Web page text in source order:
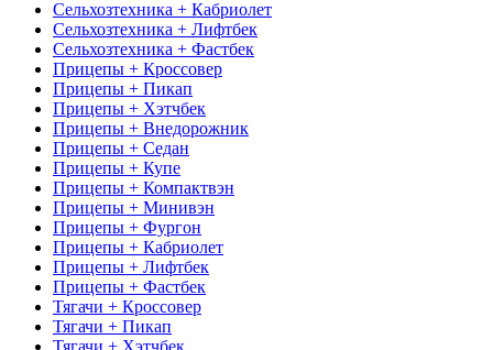
Сельхозтехника + Кабриолет
Сельхозтехника + Лифтбек
Сельхозтехника + Фастбек
Прицепы + Кроссовер
Прицепы + Пикап
Прицепы + Хэтчбек
Прицепы + Внедорожник
Прицепы + Седан
Прицепы + Купе
Прицепы + Компактвэн
Прицепы + Минивэн
Прицепы + Фургон
Прицепы + Кабриолет
Прицепы + Лифтбек
Прицепы + Фастбек
Тягачи + Кроссовер
Тягачи + Пикап
Тягачи + Хэтчбек